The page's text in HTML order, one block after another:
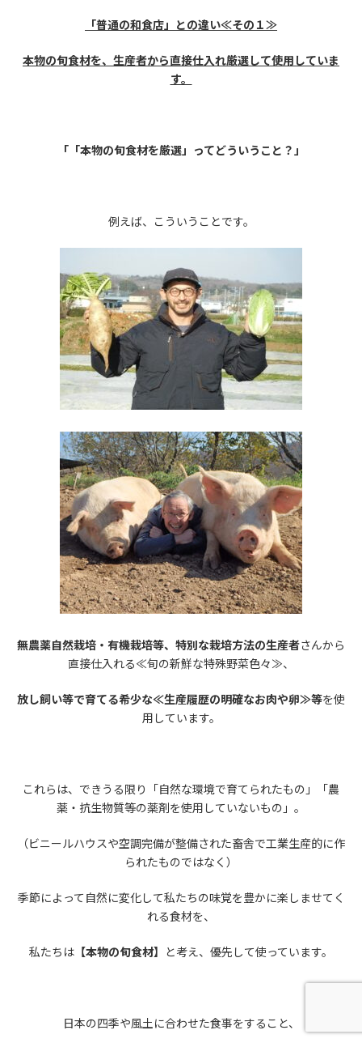
「普通の和食店」との違い≪その１≫
本物の旬食材を、生産者から直接仕入れ厳選して使用していま
す。
「「本物の旬食材を厳選」ってどういうこと ？」
例えば、こういうことです。
無農薬自然栽培・有機栽培等、特別な栽培方法の生産者さんから
直接仕入れる≪旬の新鮮な特殊野菜色々≫、
放し飼い等で育てる希少な≪生産履歴の明確なお肉や卵≫等を使
用しています。
これらは、できうる限り「自然な環境で育てられたもの」「農
薬・抗生物質等の薬剤を使用していないもの」。
（ビニールハウスや空調完備が整備された畜舎で工業生産的に作
られたものではなく）
季節によって自然に変化して私たちの味覚を豊かに楽しませてく
れる食材を、
私たちは 【本物の旬食材】 と考え、優先して使っています。
日本の四季や風土に合わせた食事をすること、